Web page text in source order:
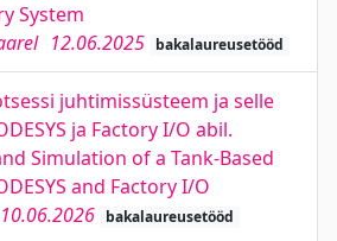
System
12.06.2025 bakalaureusetööd
juhtimissüsteem ja selle
ja Factory I/O abil.
Simulation of a Tank-Based
and Factory I/O
10.06.2026 bakalaureusetööd